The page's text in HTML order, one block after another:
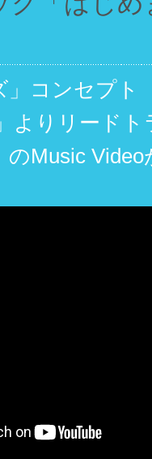
」コンセプト
よりリード
のMusic